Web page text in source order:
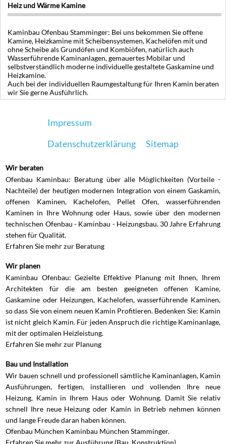
Heiz und Wärme Kamine
Kaminbau Ofenbau Stamminger: Bei uns bekommen Sie offene
Kamine, Heizkamine mit Scheibensystemen, Kachelöfen mit und
ohne Scheibe als Grundöfen und Kombiöfen, natürlich auch
Wasserführende Kaminanlagen, gemauertes Mobilar und
selbstverständlich moderne individuelle gestaltete Gaskamine und
Heizkamine.
Auch bei der individuellen Raumgestaltung für Ihren Kamin beraten
wir Sie gerne Ausführlich.
Impressum
Datenschutzerklärung
Sitemap
Wir beraten
Ofenbau Kaminbau: Beratung über alle Möglichkeiten (Vorteile -
Nachteile) der heutigen modernen Integration von einem Gaskamin,
offenen Kaminen, Kachelofen, Pellet Ofen, wasserführenden
Kaminen in Ihre Wohnung oder Haus, sowie über den modernen
technischen Ofenbau - Kaminbau - Heizungsbau. 30 Jahre Erfahrung
stehen für Qualität.
Erfahren Sie mehrzur Beratung
Wir planen
Kaminbau Ofenbau: Gezielte Effektive Planung mit Ihnen, Ihrem
Architekten für die am besten geeigneten offenen Kamine,
Gaskamine oder Heizungen, Kachelofen, wasserführende Kaminen,
so dass Sie von einem neuen Kamin Profitieren. Bedenken Sie: Kamin
ist nicht gleich Kamin. Für jeden Anspruch die richtige Kaminanlage,
mit der optimalen Heizleistung.
Erfahren Sie mehr zur Planung
Bau und Installation
Wir bauen schnell und professionell sämtliche Kaminanlagen, Kamin
Ausführungen, fertigen, installieren und vollenden Ihre neue
Heizung, Kamin in Ihrem Haus oder Wohnung. Damit Sie relativ
schnell Ihre neue Heizung oder Kamin in Betrieb nehmen können
und lange Freude daran haben können.
Ofenbau München Kaminbau München Stamminger.
Erfahren Sie mehr zur Ausführung (Bau, Konstruktion)